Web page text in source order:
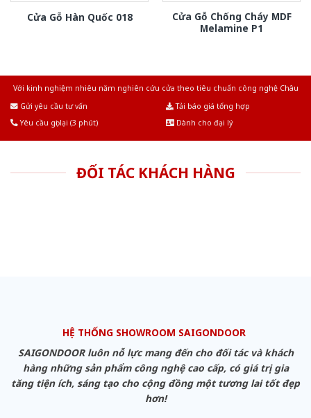
Cửa Gỗ Hàn Quốc 018
Cửa Gỗ Chống Cháy MDF
Melamine P1
Với kinh nghiệm nhiêu năm nghiên cứu cửa theo tiêu chuẩn công nghệ Châu
Gửi yêu cầu tư vấn
Tải báo giá tổng hợp
Yêu cầu gọi lại (3 phút)
Dành cho đại lý
ĐỐI TÁC KHÁCH HÀNG
HỆ THỐNG SHOWROOM SAIGONDOOR
SAIGONDOOR luôn nỗ lực mang đến cho đối tác và khách
hàng những sản phẩm công nghệ cao cấp, có giá trị gia
tăng tiện ích, sáng tạo cho cộng đồng một tương lai tốt đẹp
hơn!